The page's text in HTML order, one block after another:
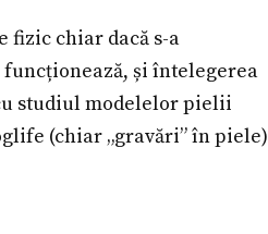
fizic chiar dacă s-a
și întelegerea
studiul modelelor pielii
(chiar „gravări” în piele)